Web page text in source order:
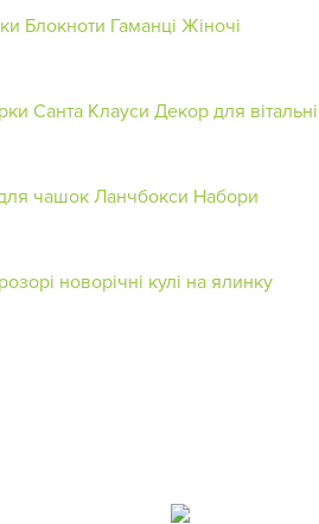
Блокноти Гаманці Жіночі
Санта Клауси Декор для вітальні
чашокЛанчбокси Набори
новорічні кулі на ялинку